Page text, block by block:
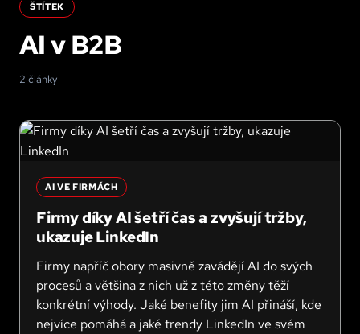
ŠTÍTEK
AI v B2B
2 články
AI VE FIRMÁCH
Firmy díky AI šetří čas a zvyšují tržby,
ukazuje LinkedIn
Firmy napříč obory masivně zavádějí AI do svých
procesů a většina z nich už z této změny těží
konkrétní výhody. Jaké benefity jim AI přináší, kde
nejvíce pomáhá a jaké trendy LinkedIn ve svém